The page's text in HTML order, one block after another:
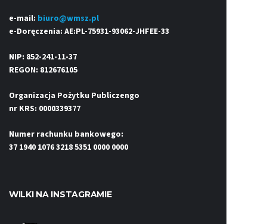
e-mail: biuro@wmsz.pl
e-Doręczenia: AE:PL-75931-93062-JHFEE-33
NIP: 852-241-11-37
REGON: 812676105
Organizacja Pożytku Publiczengo
nr KRS: 0000339377
Numer rachunku bankowego:
37 1940 1076 3218 5351 0000 0000
WILKI NA INSTAGRAMIE